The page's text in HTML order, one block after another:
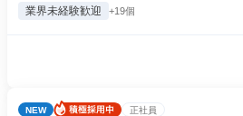
業界未経験歓迎 +19個
NEW 正社員